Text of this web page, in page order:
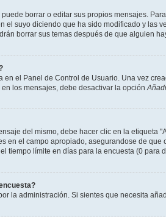
borrar o editar sus propios mensajes.
el suyo diciendo que ha sido modificado y
borrar sus temas después de que alguien
en el Panel de Control de Usuario. Una vez
los mensajes, debe desactivar la opción
del mismo, debe hacer clic en la
en el campo apropiado, asegurandose de
tiempo límite en días para la encuesta (0
la administración. Si sientes que necesita